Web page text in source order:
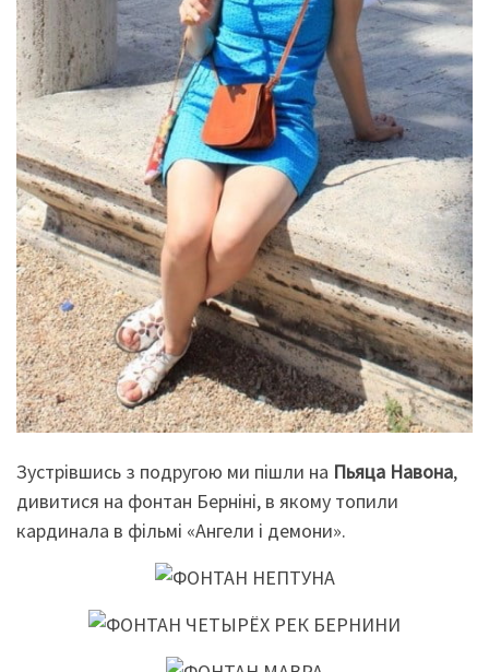
Зустрівшись з подругою ми пішли на Пьяца Навона,
дивитися на фонтан Берніні, в якому топили
кардинала в фільмі «Ангели і демони».